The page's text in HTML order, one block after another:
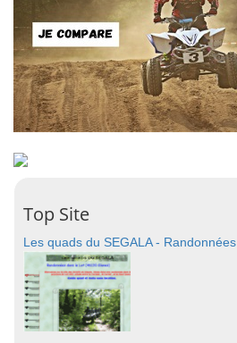
Top Site
Les quads du SEGALA -